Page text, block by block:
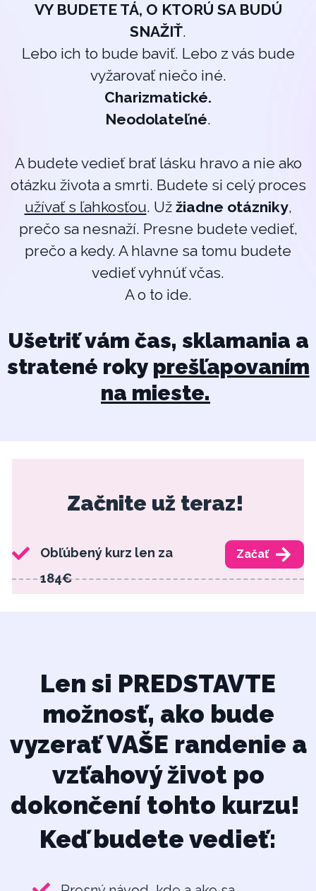
VY BUDETE TÁ, O KTORÚ SA BUDÚ
SNAŽIŤ.
Lebo ich to bude baviť. Lebo z vás bude
vyžarovať niečo iné.
Charizmatické.
Neodolateľné.
A budete vedieť brať lásku hravo a nie ako
otázku života a smrti. Budete si celý proces
užívať s ľahkosťou. Už žiadne otázniky,
prečo sa nesnaží. Presne budete vedieť,
prečo a kedy. A hlavne sa tomu budete
vedieť vyhnúť včas.
A o to ide.
Ušetriť vám čas, sklamania a
stratené roky prešľapovaním
na mieste.
Začnite už teraz!
Obľúbený kurz len za
184€
Začať
Len si PREDSTAVTE
možnosť, ako bude
vyzerať VAŠE randenie a
vzťahový život po
dokončení tohto kurzu!
Keď budete vedieť: